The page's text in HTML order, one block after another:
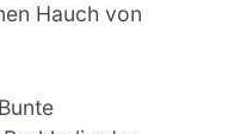
Hauch von
Bunte